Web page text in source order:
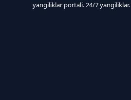
yangiliklar portali. 24/7 yangiliklar.